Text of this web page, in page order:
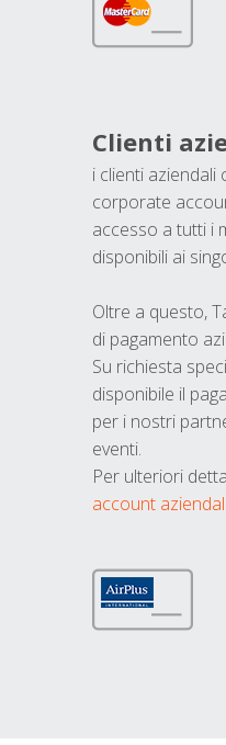
Clienti
i clienti aziendali
corporate
accesso a tutti i
disponibili ai
Oltre a questo,
di pagamento
Su richiesta
disponibile il
per i nostri
eventi.
Per ulteriori
account